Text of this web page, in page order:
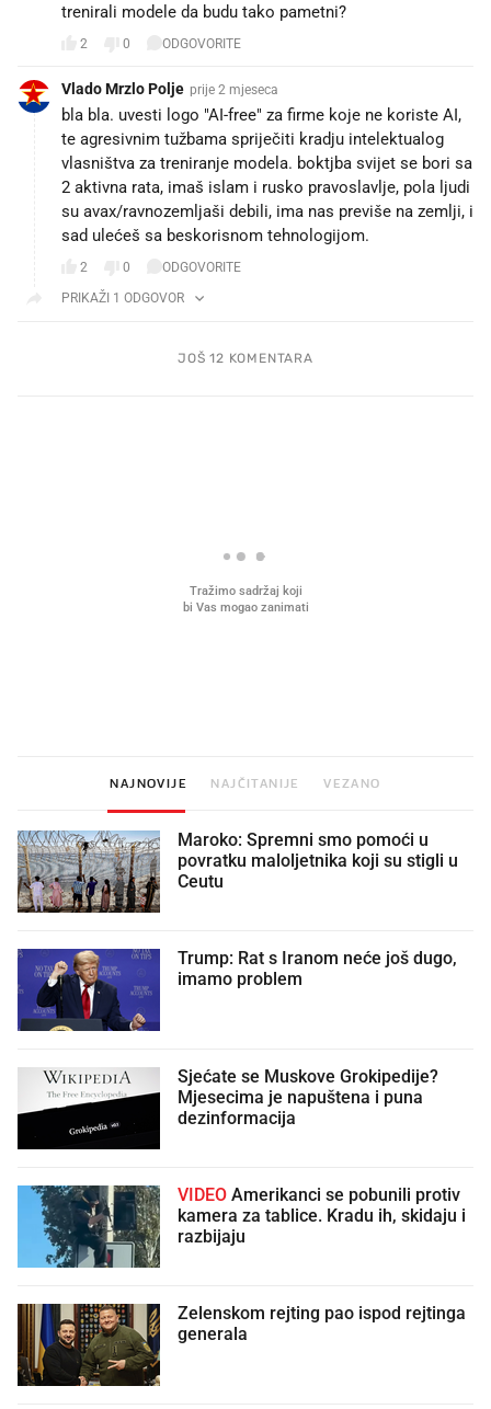
trenirali modele da budu tako pametni?
2 0 ODGOVORITE
Vlado Mrzlo Polje prije 2 mjeseca
bla bla. uvesti logo "AI-free" za firme koje ne koriste AI,
te agresivnim tužbama spriječiti kradju intelektualog
vlasništva za treniranje modela. boktjba svijet se bori sa
2 aktivna rata, imaš islam i rusko pravoslavlje, pola ljudi
su avax/ravnozemljaši debili, ima nas previše na zemlji, i
sad ulećeš sa beskorisnom tehnologijom.
2 0
ODGOVORITE
PRIKAŽI 1 ODGOVOR
JOŠ 12 KOMENTARA
NAJNOVIJE NAJČITANIJE VEZANO
Maroko: Spremni smo pomoći u
povratku maloljetnika koji su stigli u
Ceutu
Trump: Rat s Iranom neće još dugo,
imamo problem
Sjećate se Muskove Grokipedije?
Mjesecima je napuštena i puna
dezinformacija
VIDEO
kamera za tablice. Kradu ih, skidaju i
razbijaju
Zelenskom rejting pao ispod rejtinga
generala